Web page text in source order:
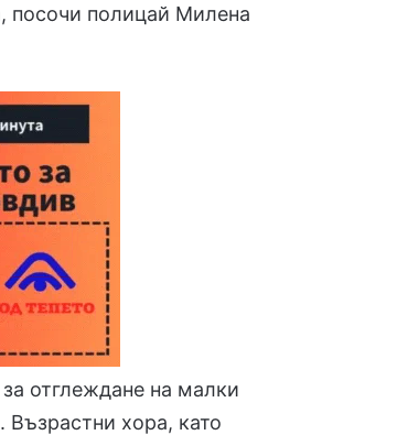
посочи полицай Милена
отглеждане на малки
хора, като